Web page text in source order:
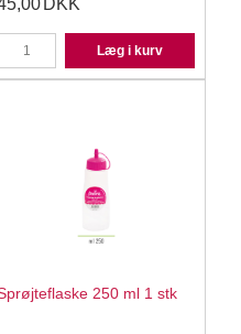
DKK
Læg i kurv
250 ml 1 stk